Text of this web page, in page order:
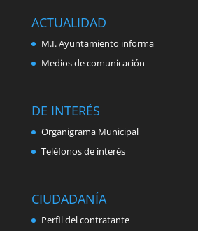
ACTUALIDAD
M.I. Ayuntamiento informa
Medios de comunicación
DE INTERÉS
Organigrama Municipal
Teléfonos de interés
CIUDADANÍA
Perfil del contratante